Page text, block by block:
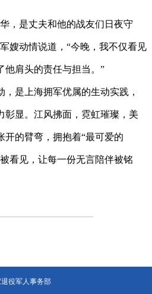
是丈夫和他的战友们日夜守
嫂动情说道，“今晚，我不仅看见
他肩头的责任与担当。”
是上海拥军优属的生动实践，
彰显。江风拂面，霓虹璀璨，美
开的臂弯，拥抱着“最可爱的
看见，让每一份无言陪伴被铭
退役军人事务部